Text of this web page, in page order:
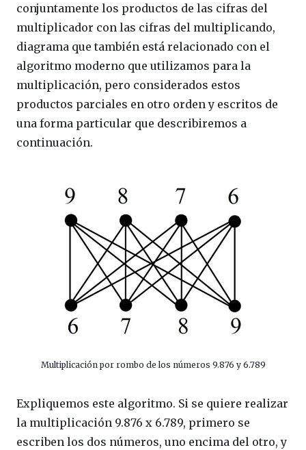
conjuntamente los productos de las cifras del
multiplicador con las cifras del multiplicando,
diagrama que también está relacionado con el
algoritmo moderno que utilizamos para la
multiplicación, pero considerados estos
productos parciales en otro orden y escritos de
una forma particular que describiremos a
continuación.
Multiplicación por rombo de los números 9.876 y 6.789
Expliquemos este algoritmo. Si se quiere realizar
la multiplicación 9.876 x 6.789, primero se
escriben los dos números, uno encima del otro, y